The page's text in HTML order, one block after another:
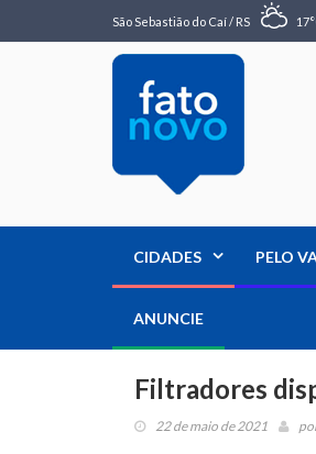
São Sebastião do Caí / RS
CIDADES PELO
ANUNCIE
Filtradores
22 de maio de 2021